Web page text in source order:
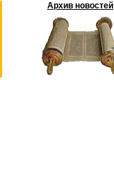
Архив новостей